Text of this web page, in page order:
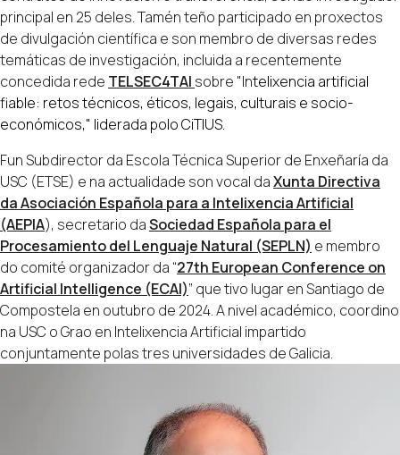
principal en 25 deles. Tamén teño participado en proxectos
de divulgación científica e son membro de diversas redes
temáticas de investigación, incluida a recentemente
concedida rede TELSEC4TAI sobre "Intelixencia artificial
fiable: retos técnicos, éticos, legais, culturais e socio-
económicos," liderada polo CiTIUS.
Fun Subdirector da Escola Técnica Superior de Enxeñaría da
USC (ETSE) e na actualidade son vocal daXunta Directiva
da Asociación Española para a Intelixencia Artificial
(AEPIA), secretario daSociedad Española para el
Procesamiento del Lenguaje Natural (SEPLN) e membro
do comité organizador da “27th European Conference on
Artificial Intelligence (ECAI)” que tivo lugar en Santiago de
Compostela en outubro de 2024. A nivel académico, coordino
na USC o Grao en Intelixencia Artificial impartido
conjuntamente polas tres universidades de Galicia.